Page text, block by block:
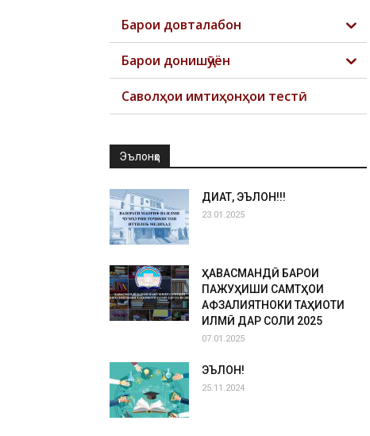
Барои довталабон
Барои донишҷӯён
Саволҳои имтиҳонҳои тестӣ
Эълонҳо
ДИҚҚАТ, ЭЪЛОН!!!
23.01.2025
ҲАВАСМАНДӢ БАРОИ
ПАЖУҲИШИ САМТҲОИ
АФЗАЛИЯТНОКИ ТАҲҚИҚОТИ
ИЛМӢ ДАР СОЛИ 2025
07.01.2025
ЭЪЛОН!
25.11.2024